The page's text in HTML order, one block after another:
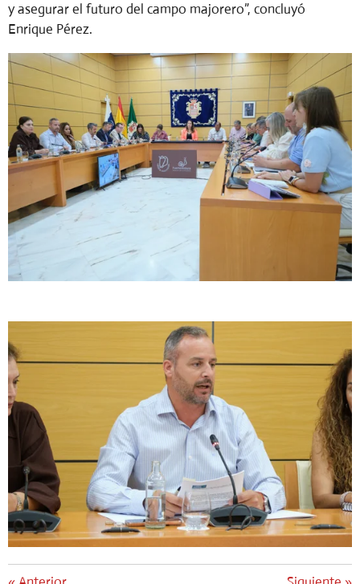
y asegurar el futuro del campo majorero”, concluyó
Enrique Pérez.